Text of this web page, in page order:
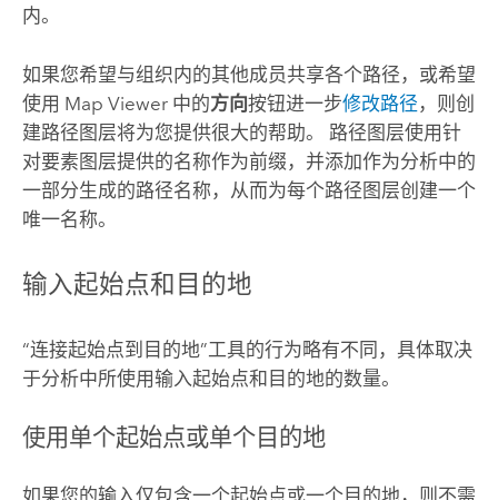
内。
如果您希望与组织内的其他成员共享各个路径，或希望
使用 Map Viewer中的方向按钮进一步修改路径 ，则创
建路径图层将为您提供很大的帮助。 路径图层使用针
对要素图层提供的名称作为前缀，并添加作为分析中的
一部分生成的路径名称，从而为每个路径图层创建一个
唯一名称。
输入起始点和目的地
“连接起始点到目的地”工具的行为略有不同，具体取决
于分析中所使用输入起始点和目的地的数量。
使用单个起始点或单个目的地
如果您的输入仅包含一个起始点或一个目的地，则不需